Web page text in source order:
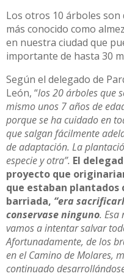
Los otros 10 árboles son
más conocido como
en nuestra ciudad que
importante de hasta 30
Según el delegado de
León, “los 20 árboles que
mismo unos 7 años de
porque se ha cuidado en
que salgan fácilmente
de adaptación. La
especie y otra”. El
proyecto que
que estaban
barriada, “era
conservase ninguno. Esa
vamos a intentar salvar
Afortunadamente, de los
en el Camino de Molares,
continuado